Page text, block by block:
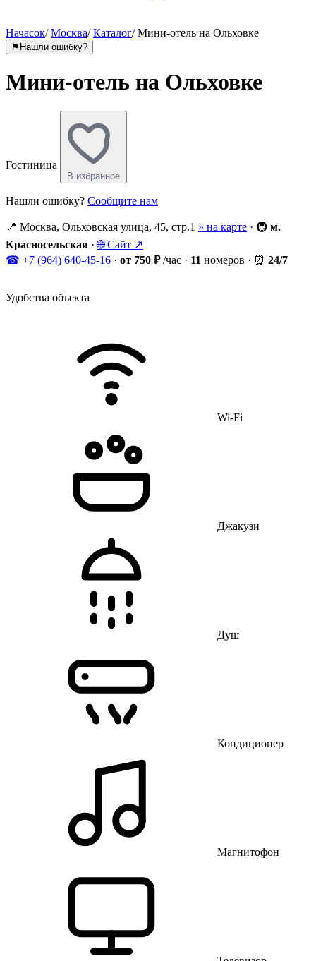
Начасок/ Москва/ Каталог/ Мини-отель на Ольховке
⚑ Нашли ошибку?
Мини-отель на Ольховке
Гостиница
В избранное
Нашли ошибку? Сообщите нам
📍 Москва, Ольховская улица, 45, стр.1 » на карте · 🚇 м.
Красносельская · 🌐Сайт ↗
☎ +7 (964) 640-45-16 · от 750 ₽/час · 11 номеров · ⏰ 24/7
Удобства объекта
Wi-Fi
Джакузи
Душ
Кондиционер
Магнитофон